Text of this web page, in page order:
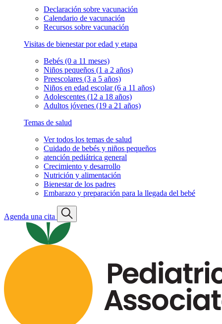
Declaración sobre vacunación
Calendario de vacunación
Recursos sobre vacunación
Visitas de bienestar por edad y etapa
Bebés (0 a 11 meses)
Niños pequeños (1 a 2 años)
Preescolares (3 a 5 años)
Niños en edad escolar (6 a 11 años)
Adolescentes (12 a 18 años)
Adultos jóvenes (19 a 21 años)
Temas de salud
Ver todos los temas de salud
Cuidado de bebés y niños pequeños
atención pediátrica general
Crecimiento y desarrollo
Nutrición y alimentación
Bienestar de los padres
Embarazo y preparación para la llegada del bebé
Agenda una cita